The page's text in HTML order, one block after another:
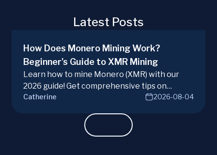
Latest Posts
How Does Monero Mining Work?
Beginner’s Guide to XMR Mining
Learn how to mine Monero (XMR) with our
2026 guide! Get comprehensive tips on
hardware, software, and techniques for
Catherine 2026-08-04